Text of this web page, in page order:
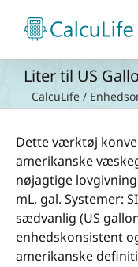
content
Liter til US
CalcuLife /
Dette værktøj
amerikanske
nøjagtige
mL, gal. Systemer:
sædvanlig (US
enhedskonsistent
amerikanske